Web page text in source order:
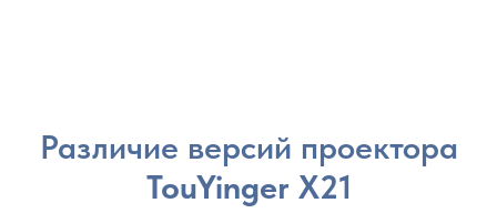
Различие версий проектора
TouYinger X21